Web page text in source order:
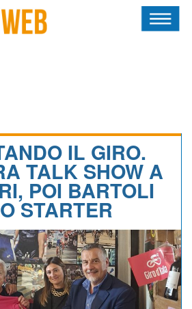
IL GIRO.
TALK SHOW A
POI BARTOLI
STARTER